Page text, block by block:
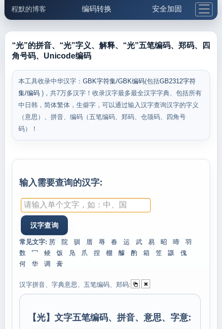
程默的博客 编码转换 安全加固
邮件工具 生活便民 更多工具
“光”的拼音、“光”字义、解释、“光”五笔编码、郑码、四
角号码、Unicode编码
本工具收录中华汉字： GBK字符集/GBK编码(包括GB2312字符
集/编码 )，共7万多汉字！收录汉字最多最全汉字字典、包括所有
中日韩，简体繁体，生僻字，可以通过输入汉字查询汉字的字义
（意思）、拼音、编码（五笔编码、郑码、仓颉码、四角号
码）！
输入需要查询的汉字:
常见文字: 苈 院 驯 厝 辱 春 运 武 易 昭 啼
羽
数
冖 鲠 饭 凫 爪 捏 棚 醵 酌 箱 笠 鼷
傀
何
华 调 膏
汉字拼音、字典意思、五笔编码、郑码:
【光】文字五笔编码、拼音、意思、字意: